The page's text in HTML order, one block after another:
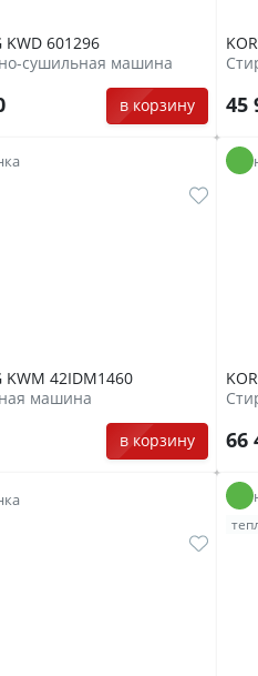
KWD 601296
сушильная машина
в корзину 45
KWM 42IDM1460
машина
в корзину 66